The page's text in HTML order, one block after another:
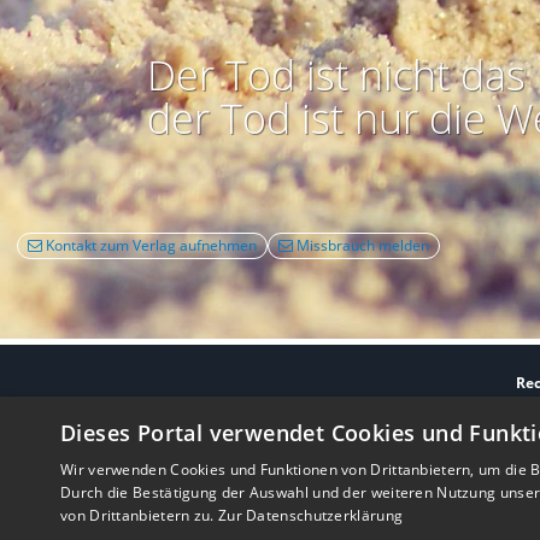
Der Tod ist nicht
der Tod ist nur die
Kontakt zum Verlag aufnehmen Missbrauch melden
Dieses Portal verwendet Cookies und
Wir verwenden Cookies und Funktionen von Drittanbietern, um
Durch die Bestätigung der Auswahl und der weiteren Nutzung
von Drittanbietern zu. Zur Datenschutzerklärung